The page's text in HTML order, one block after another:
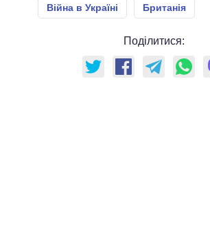
Війна в Україні Британія
Поділитися: